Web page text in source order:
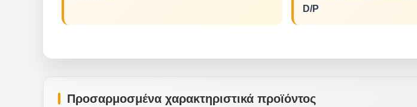
D/P
Προσαρμοσμένα χαρακτηριστικά προϊόντος